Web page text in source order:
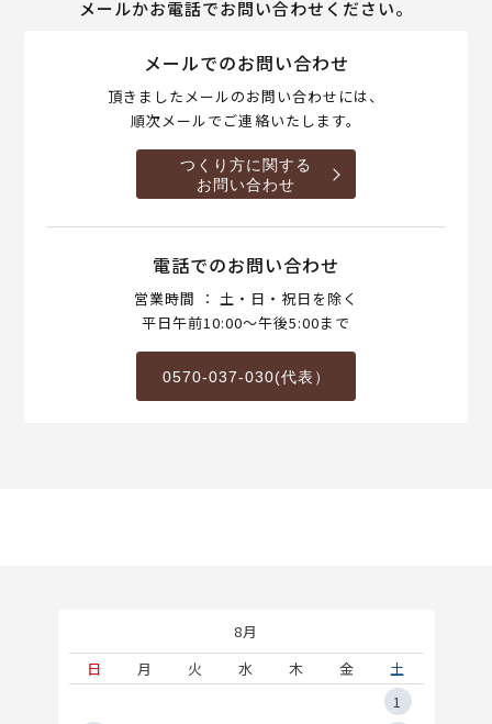
メールかお電話でお問い合わせください。
メールでのお問い合わせ
頂きましたメールのお問い合わせには、
順次メールでご連絡いたします。
つくり方に関する
お問い合わせ
電話でのお問い合わせ
営業時間 ： 土・日・祝日を除く
平日午前10:00～午後5:00まで
0570-037-030(代表）
8月
日
月 火 水 木 金
土
1